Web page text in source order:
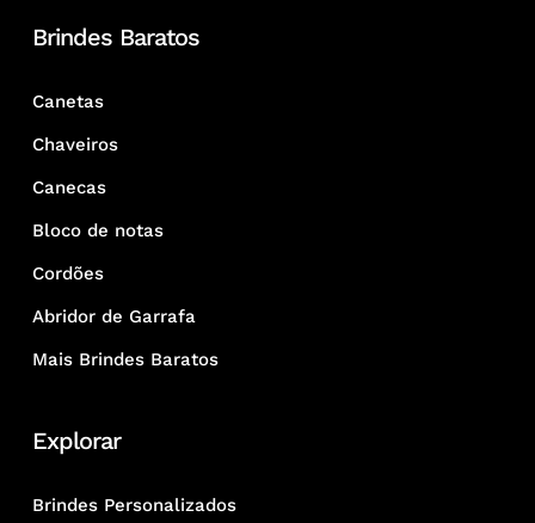
Brindes Baratos
Canetas
Chaveiros
Canecas
Bloco de notas
Cordões
Abridor de Garrafa
Mais Brindes Baratos
Explorar
Brindes Personalizados